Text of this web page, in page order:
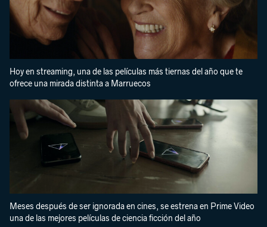
Hoy en streaming, una de las películas más tiernas del año que te
ofrece una mirada distinta a Marruecos
Meses después de ser ignorada en cines, se estrena en Prime Video
una de las mejores películas de ciencia ficción del año